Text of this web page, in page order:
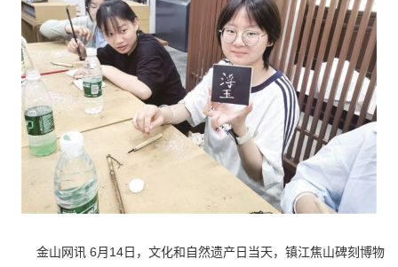
金山网讯 6月14日，文化和自然遗产日当天，镇江焦山碑刻博物